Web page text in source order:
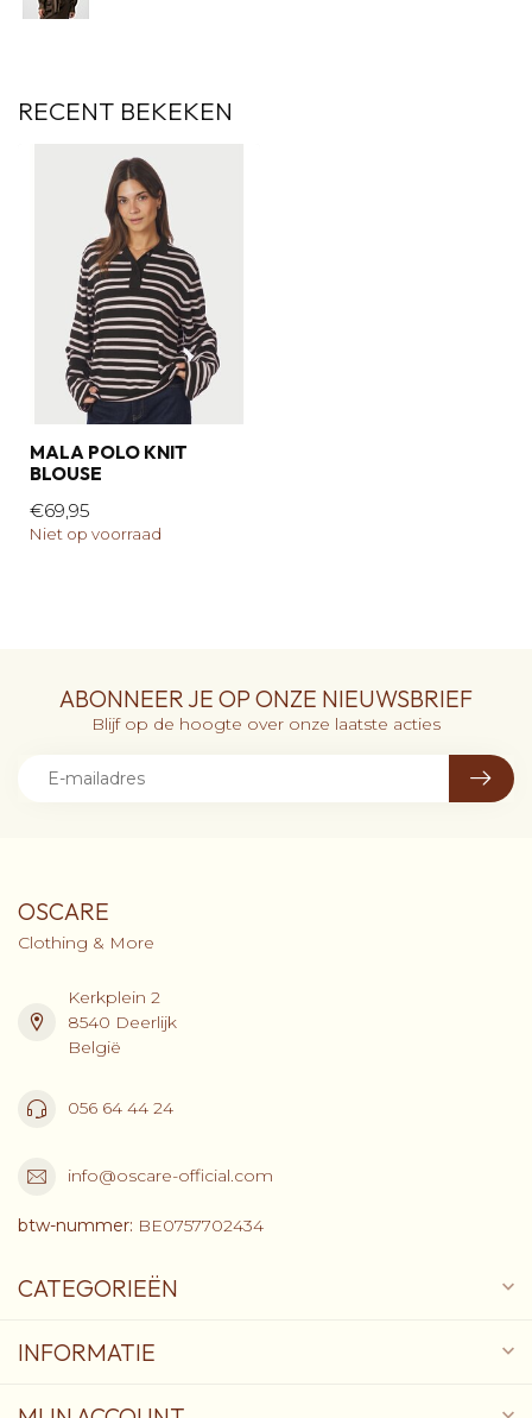
RECENT BEKEKEN
MALA POLO KNIT
BLOUSE
€69,95
Niet op voorraad
ABONNEER JE OP ONZE NIEUWSBRIEF
Blijf op de hoogte over onze laatste acties
OSCARE
Clothing & More
Kerkplein 2
8540 Deerlijk
België
056 64 44 24
info@oscare-official.com
btw-nummer: BE0757702434
CATEGORIEËN
INFORMATIE